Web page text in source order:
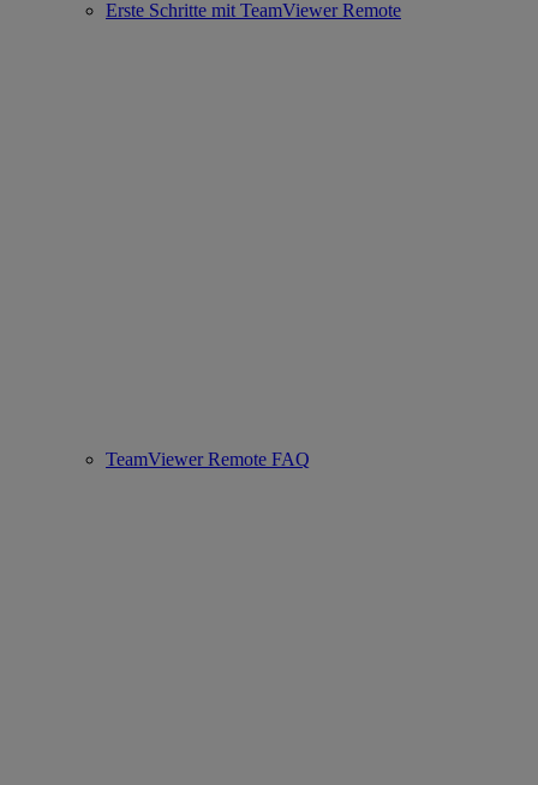
Erste Schritte mit TeamViewer Remote
TeamViewer Remote FAQ